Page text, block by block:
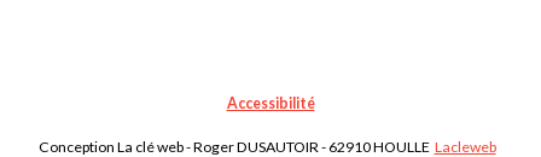
Accessibilité
Conception La clé web - Roger DUSAUTOIR - 62910 HOULLE Lacleweb